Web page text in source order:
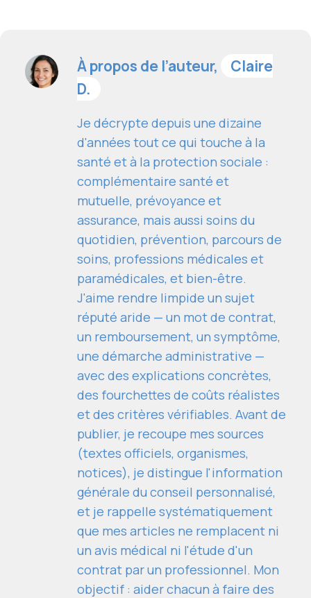
À propos de l’auteur,
Claire
D.
Je décrypte depuis une dizaine
d'années tout ce qui touche à la
santé et à la protection sociale :
complémentaire santé et
mutuelle, prévoyance et
assurance, mais aussi soins du
quotidien, prévention, parcours de
soins, professions médicales et
paramédicales, et bien-être.
J'aime rendre limpide un sujet
réputé aride — un mot de contrat,
un remboursement, un symptôme,
une démarche administrative —
avec des explications concrètes,
des fourchettes de coûts réalistes
et des critères vérifiables. Avant de
publier, je recoupe mes sources
(textes officiels, organismes,
notices), je distingue l'information
générale du conseil personnalisé,
et je rappelle systématiquement
que mes articles ne remplacent ni
un avis médical ni l'étude d'un
contrat par un professionnel. Mon
objectif : aider chacun à faire des